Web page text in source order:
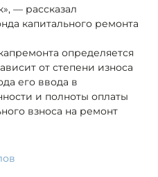
— рассказал
капитального ремонта
определяется
от степени износа
его ввода в
и полноты оплаты
взноса на ремонт